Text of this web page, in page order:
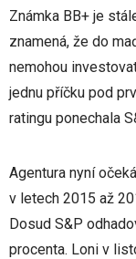
Známka BB+ je
znamená, že do
nemohou
jednu příčku pod
ratingu ponechala
Agentura nyní
v letech 2015 až
Dosud S&P
procenta. Loni v